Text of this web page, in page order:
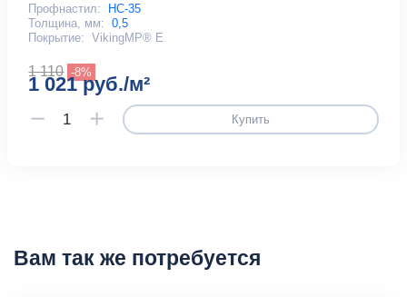
Профнастил:
НС-35
Толщина, мм: 0,5
Покрытие: VikingMP® E
1 110 -8%
1 021 руб./м²
Купить
Вам так же потребуется